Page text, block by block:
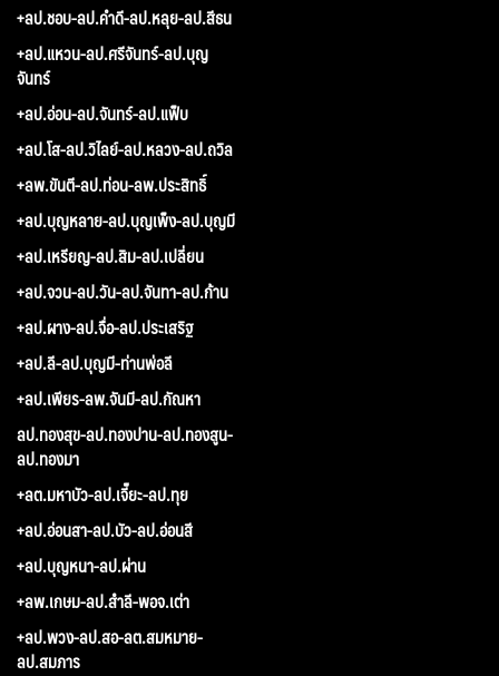
+ลป.ชอบ-ลป.คำดี-ลป.หลุย-ลป.สีธน
+ลป.แหวน-ลป.ศรีจันทร์-ลป.บุญ
จันทร์
+ลป.อ่อน-ลป.จันทร์-ลป.แฟ็บ
+ลป.โส-ลป.วิไลย์-ลป.หลวง-ลป.ถวิล
+ลพ.ขันตี-ลป.ท่อน-ลพ.ประสิทธิ์
+ลป.บุญหลาย-ลป.บุญเพ็ง-ลป.บุญมี
+ลป.เหรียญ-ลป.สิม-ลป.เปลี่ยน
+ลป.จวน-ลป.วัน-ลป.จันทา-ลป.ก้าน
+ลป.ผาง-ลป.จื่อ-ลป.ประเสริฐ
+ลป.ลี-ลป.บุญมี-ท่านพ่อลี
+ลป.เพียร-ลพ.จันมี-ลป.กัณหา
ลป.ทองสุข-ลป.ทองปาน-ลป.ทองสูน-
ลป.ทองมา
+ลต.มหาบัว-ลป.เจี๊ยะ-ลป.ทุย
+ลป.อ่อนสา-ลป.บัว-ลป.อ่อนสี
+ลป.บุญหนา-ลป.ผ่าน
+ลพ.เกษม-ลป.สำลี-พอจ.เต่า
+ลป.พวง-ลป.สอ-ลต.สมหมาย-
ลป.สมภาร